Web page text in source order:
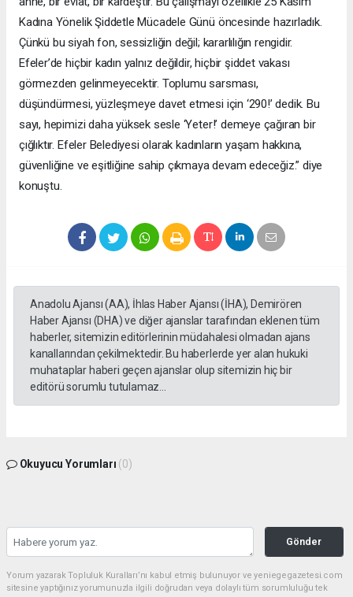
Kadına Yönelik Şiddetle Mücadele Günü öncesinde hazırladık.
Çünkü bu siyah fon, sessizliğin değil; kararlılığın rengidir.
Efeler’de hiçbir kadın yalnız değildir, hiçbir şiddet vakası
görmezden gelinmeyecektir. Toplumu sarsması,
düşündürmesi, yüzleşmeye davet etmesi için ‘290!’ dedik. Bu
sayı, hepimizi daha yüksek sesle ‘Yeter!’ demeye çağıran bir
çığlıktır. Efeler Belediyesi olarak kadınların yaşam hakkına,
güvenliğine ve eşitliğine sahip çıkmaya devam edeceğiz.” diye
konuştu.
Anadolu Ajansı (AA), İhlas Haber Ajansı (İHA), Demirören
Haber Ajansı (DHA) ve diğer ajanslar tarafından eklenen tüm
haberler, sitemizin editörlerinin müdahalesi olmadan ajans
kanallarından çekilmektedir. Bu haberlerde yer alan hukuki
muhataplar haberi geçen ajanslar olup sitemizin hiç bir
editörü sorumlu tutulamaz...
Okuyucu Yorumları (0)
Gönder
Yorum yazarak Topluluk Kuralları’nı kabul etmiş bulunuyor ve yeniegegazetesi.com
sitesine yaptığınız yorumunuzla ilgili doğrudan veya dolaylı tüm sorumluluğu tek